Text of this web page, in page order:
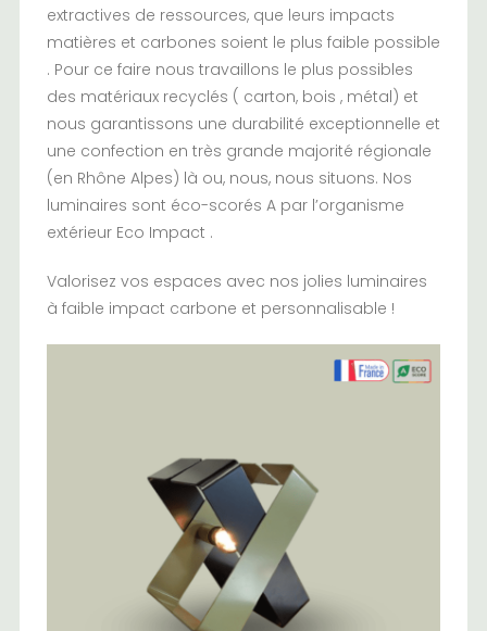
extractives de ressources, que leurs impacts
matières et carbones soient le plus faible possible
. Pour ce faire nous travaillons le plus possibles
des matériaux recyclés ( carton, bois , métal) et
nous garantissons une durabilité exceptionnelle et
une confection en très grande majorité régionale
(en Rhône Alpes) là ou, nous, nous situons. Nos
luminaires sont éco-scorés A par l’organisme
extérieur Eco Impact .
Valorisez vos espaces avec nos jolies luminaires
à faible impact carbone et personnalisable !